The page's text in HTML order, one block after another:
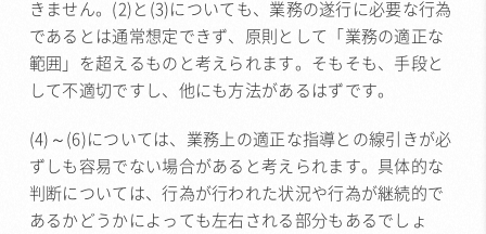
きません。(2)と(3)についても、業務の遂行に必要な行為
であるとは通常想定できず、原則として「業務の適正な
範囲」を超えるものと考えられます。そもそも、手段と
して不適切ですし、他にも方法があるはずです。
(4)～(6)については、業務上の適正な指導との線引きが必
ずしも容易でない場合があると考えられます。具体的な
判断については、行為が行われた状況や行為が継続的で
あるかどうかによっても左右される部分もあるでしょ